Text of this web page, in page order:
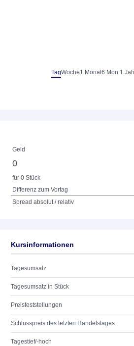
TagWoche1 Monat6 Mon.1
Geld
0
für 0 Stück
Differenz zum Vortag
Spread absolut / relativ
Kursinformationen
Tagesumsatz
Tagesumsatz in Stück
Preisfeststellungen
Schlusspreis des letzten Handelstages
Tagestief/-hoch